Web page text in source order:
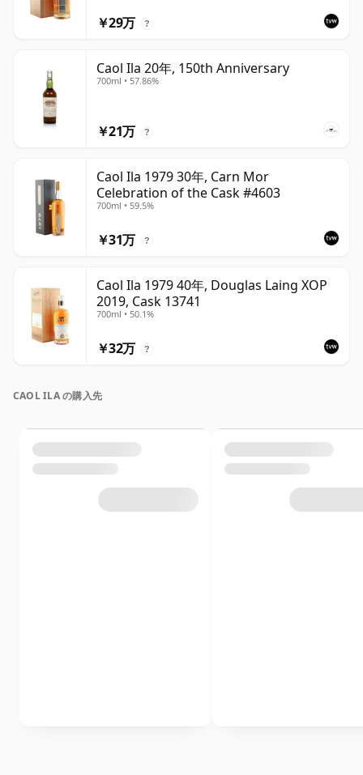
￥29万 ?
Caol Ila 20年, 150th Anniversary
700ml • 57.86%
￥21万 ?
Caol Ila 1979 30年, Carn Mor
Celebration of the Cask #4603
700ml • 59.5%
￥31万 ?
Caol Ila 1979 40年, Douglas Laing XOP
2019, Cask 13741
700ml • 50.1%
￥32万 ?
CAOL ILA の購入先